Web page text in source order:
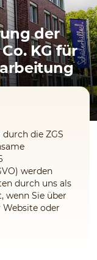
der
KG für
durch die ZGS
werden
durch uns als
wenn Sie über
Website oder